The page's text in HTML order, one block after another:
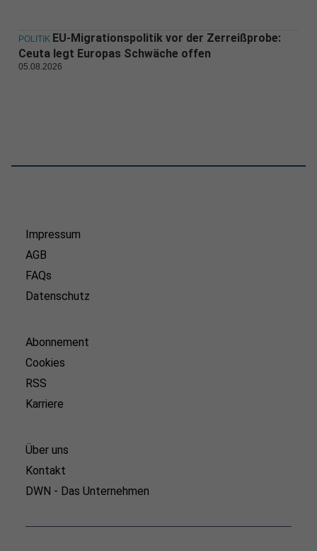
POLITIK EU-Migrationspolitik vor der Zerreißprobe:
Ceuta legt Europas Schwäche offen
05.08.2026
Impressum
AGB
FAQs
Datenschutz
Abonnement
Cookies
RSS
Karriere
Über uns
Kontakt
DWN - Das Unternehmen